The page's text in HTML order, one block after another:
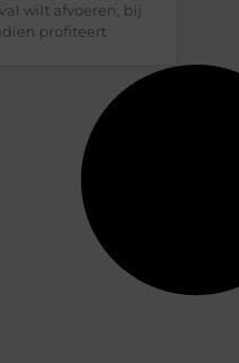
wilt afvoeren, bij
profiteert